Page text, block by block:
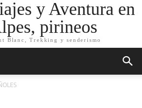
y Aventura en
pirineos
Blanc, Trekking y senderismo